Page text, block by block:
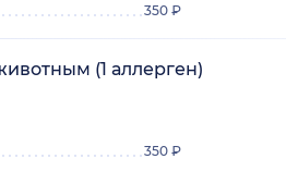
350 ₽
(1 аллерген)
350 ₽